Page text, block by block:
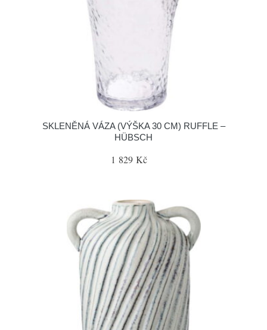
SKLENĚNÁ VÁZA (VÝŠKA 30 CM) RUFFLE –
HÜBSCH
1 829 Kč